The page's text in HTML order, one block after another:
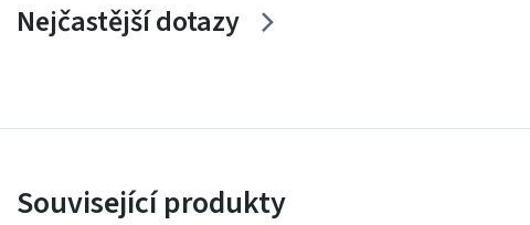
Nejčastější dotazy
Související produkty